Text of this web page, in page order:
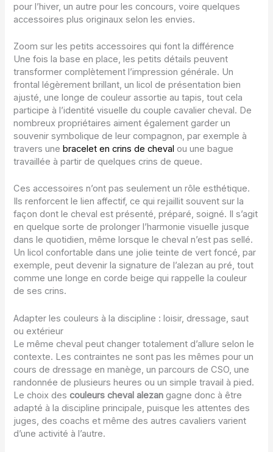
pour l’hiver, un autre pour les concours, voire quelques
accessoires plus originaux selon les envies.
Zoom sur les petits accessoires qui font la différence
Une fois la base en place, les petits détails peuvent
transformer complètement l’impression générale. Un
frontal légèrement brillant, un licol de présentation bien
ajusté, une longe de couleur assortie au tapis, tout cela
participe à l’identité visuelle du couple cavalier cheval. De
nombreux propriétaires aiment également garder un
souvenir symbolique de leur compagnon, par exemple à
travers unebracelet en crins de cheval ou une bague
travaillée à partir de quelques crins de queue.
Ces accessoires n’ont pas seulement un rôle esthétique.
Ils renforcent le lien affectif, ce qui rejaillit souvent sur la
façon dont le cheval est présenté, préparé, soigné. Il s’agit
en quelque sorte de prolonger l’harmonie visuelle jusque
dans le quotidien, même lorsque le cheval n’est pas sellé.
Un licol confortable dans une jolie teinte de vert foncé, par
exemple, peut devenir la signature de l’alezan au pré, tout
comme une longe en corde beige qui rappelle la couleur
de ses crins.
Adapter les couleurs à la discipline : loisir, dressage, saut
ou extérieur
Le même cheval peut changer totalement d’allure selon le
contexte. Les contraintes ne sont pas les mêmes pour un
cours de dressage en manège, un parcours de CSO, une
randonnée de plusieurs heures ou un simple travail à pied.
Le choix descouleurs cheval alezan gagne donc à être
adapté à la discipline principale, puisque les attentes des
juges, des coachs et même des autres cavaliers varient
d’une activité à l’autre.